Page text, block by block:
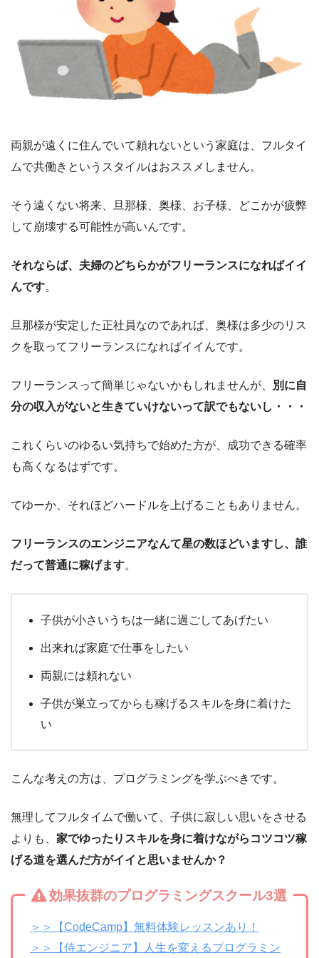
両親が遠くに住んでいて頼れないという家庭は、フルタイ
ムで共働きというスタイルはおススメしません。
そう遠くない将来、旦那様、奥様、お子様、どこかが疲弊
して崩壊する可能性が高いんです。
それならば、夫婦のどちらかがフリーランスになればイイ
んです。
旦那様が安定した正社員なのであれば、奥様は多少のリス
クを取ってフリーランスになればイイんです。
フリーランスって簡単じゃないかもしれませんが、
別に自
分の収入がないと生きていけないって訳でもないし・・・
これくらいのゆるい気持ちで始めた方が、成功できる確率
も高くなるはずです。
てゆーか、それほどハードルを上げることもありません。
フリーランスのエンジニアなんて星の数ほどいますし、誰
だって普通に稼げます。
子供が小さいうちは一緒に過ごしてあげたい
出来れば家庭で仕事をしたい
両親には頼れない
子供が巣立ってからも稼げるスキルを身に着けた
い
こんな考えの方は、プログラミングを学ぶべきです。
無理してフルタイムで働いて、子供に寂しい思いをさせる
よりも、 家でゆったりスキルを身に着けながらコツコツ稼
げる道を選んだ方がイイと思いませんか？
効果抜群のプログラミングスクール3選
＞＞【CodeCamp】無料体験レッスンあり！
＞＞【侍エンジニア】人生を変えるプログラミン